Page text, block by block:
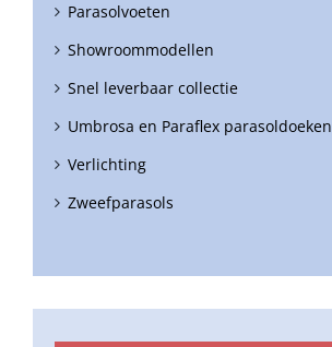
Parasolvoeten
Showroommodellen
Snel leverbaar collectie
Umbrosa en Paraflex parasoldoeken
Verlichting
Zweefparasols